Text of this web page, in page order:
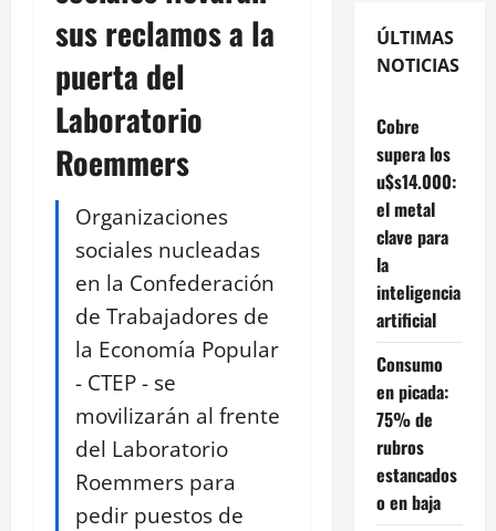
sus reclamos a la
puerta del
Laboratorio
Roemmers
Organizaciones
sociales nucleadas
en la Confederación
de Trabajadores de
la Economía Popular
- CTEP - se
movilizarán al frente
del Laboratorio
Roemmers para
pedir puestos de
ÚLTIMAS
NOTICIAS
Cobre
supera los
u$s14.000:
el metal
clave para
la
inteligencia
artificial
Consumo
en picada:
75% de
rubros
estancados
o en baja